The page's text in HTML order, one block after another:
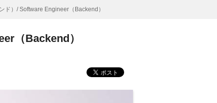
ド）/ Software Engineer（Backend）
（Backend）